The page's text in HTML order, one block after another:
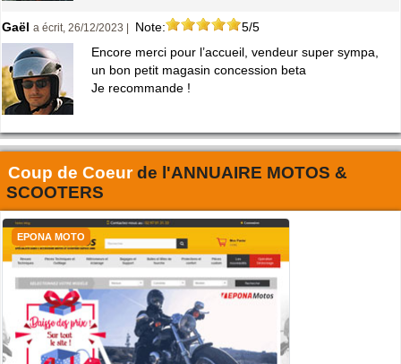
Gaël a écrit, 26/12/2023 | Note:
5/5
Encore merci pour l’accueil, vendeur super sympa,
un bon petit magasin concession beta
Je recommande !
Coup de Coeurde l'ANNUAIRE MOTOS &
SCOOTERS
EPONA MOTO